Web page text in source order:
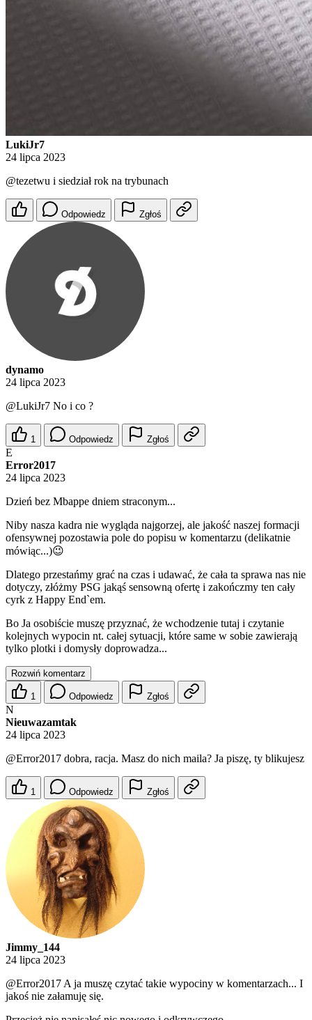
LukiJr7
24 lipca 2023
@tezetwu i siedział rok na trybunach
Odpowiedz Zgłoś
dynamo
24 lipca 2023
@LukiJr7 No i co ?
1 Odpowiedz Zgłoś
E
Error2017
24 lipca 2023
Dzień bez Mbappe dniem straconym...
Niby nasza kadra nie wygląda najgorzej, ale jakość naszej formacji
ofensywnej pozostawia pole do popisu w komentarzu (delikatnie
mówiąc...)😉
Dlatego przestańmy grać na czas i udawać, że cała ta sprawa nas nie
dotyczy, złóżmy PSG jakąś sensowną ofertę i zakończmy ten cały
cyrk z Happy End`em.
Bo Ja osobiście muszę przyznać, że wchodzenie tutaj i czytanie
kolejnych wypocin nt. całej sytuacji, które same w sobie zawierają
tylko plotki i domysły doprowadza...
Rozwiń komentarz
1 Odpowiedz Zgłoś
N
Nieuwazamtak
24 lipca 2023
@Error2017 dobra, racja. Masz do nich maila? Ja piszę, ty blikujesz
1 Odpowiedz Zgłoś
Jimmy_144
24 lipca 2023
@Error2017 A ja muszę czytać takie wypociny w komentarzach... I
jakoś nie załamuję się.